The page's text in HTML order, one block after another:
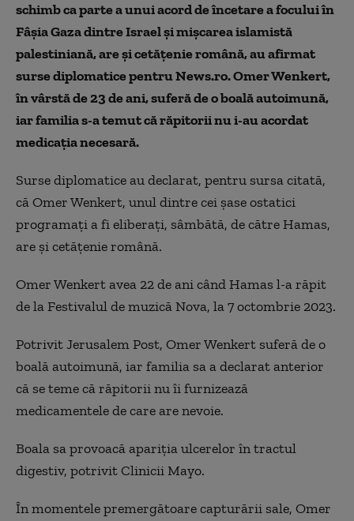
schimb ca parte a unui acord de încetare a focului în
Fâșia Gaza dintre Israel și mişcarea islamistă
palestiniană, are şi cetăţenie română, au afirmat
surse diplomatice pentru News.ro. Omer Wenkert,
în vârstă de 23 de ani, suferă de o boală autoimună,
iar familia s-a temut că răpitorii nu i-au acordat
medicaţia necesară.
Surse diplomatice au declarat, pentru sursa citată,
că Omer Wenkert, unul dintre cei şase ostatici
programaţi a fi eliberaţi, sâmbătă, de către Hamas,
are şi cetăţenie română.
Omer Wenkert avea 22 de ani când Hamas l-a răpit
de la Festivalul de muzică Nova, la 7 octombrie 2023.
Potrivit Jerusalem Post, Omer Wenkert suferă de o
boală autoimună, iar familia sa a declarat anterior
că se teme că răpitorii nu îi furnizează
medicamentele de care are nevoie.
Boala sa provoacă apariţia ulcerelor în tractul
digestiv, potrivit Clinicii Mayo.
În momentele premergătoare capturării sale, Omer